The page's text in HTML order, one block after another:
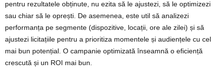
pentru rezultatele obținute, nu ezita să le ajustezi, să le optimizezi
sau chiar să le oprești. De asemenea, este util să analizezi
performanța pe segmente (dispozitive, locații, ore ale zilei) și să
ajustezi licitațiile pentru a prioritiza momentele și audiențele cu cel
mai bun potențial. O campanie optimizată înseamnă o eficiență
crescută și un ROI mai bun.